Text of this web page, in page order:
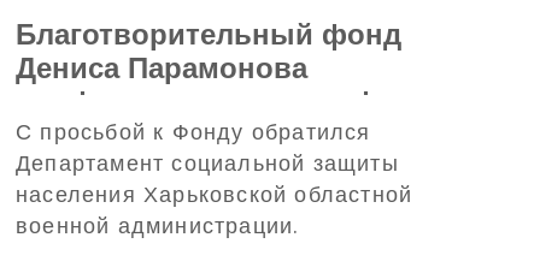
Благотворительный фонд
Дениса Парамонова
профинансирует трансфер
детей из Харьковской области
на отдых в Польшу
С просьбой к Фонду обратился
Департамент социальной защиты
населения Харьковской областной
военной администрации.